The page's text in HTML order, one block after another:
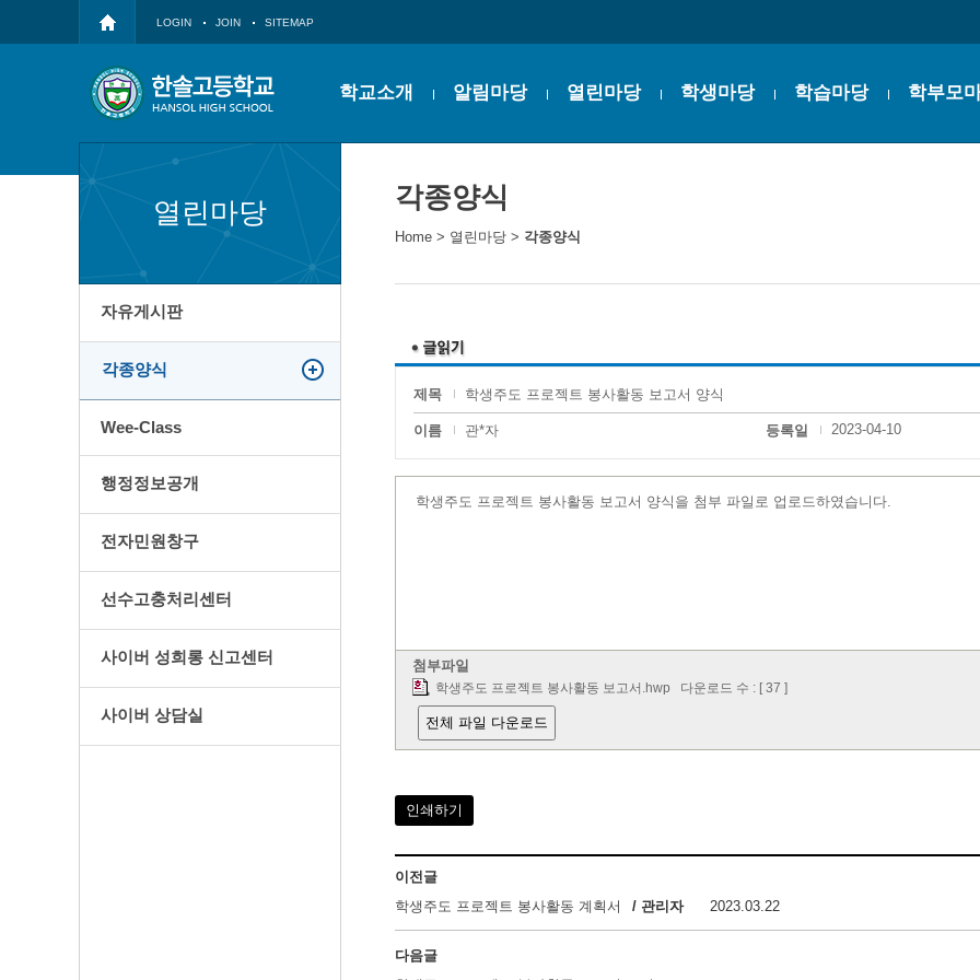
LOGIN JOIN SITEMAP
학교소개 알림마당 열린마당 학생마당 학습마당 학부모
열린마당
자유게시판
각종양식
Wee-Class
행정정보공개
전자민원창구
선수고충처리센터
사이버 성희롱 신고센터
사이버 상담실
각종양식
Home > 열린마당 > 각종양식
제목 학생주도 프로젝트 봉사활동 보고서 양식
이름 관*자 등록일 2023-04-10
학생주도 프로젝트 봉사활동 보고서 양식을 첨부 파일로 업로드하였습니다.
첨부파일
학생주도 프로젝트 봉사활동 보고서.hwp 다운로드 수 : [ 37 ]
전체 파일 다운로드
인쇄하기
이전글
학생주도 프로젝트 봉사활동 계획서
/ 관리자 2023.03.22
다음글